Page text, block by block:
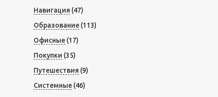
Навигация (47)
Образование(113)
Офисные(17)
Покупки (35)
Путешествия (9)
Системные(46)